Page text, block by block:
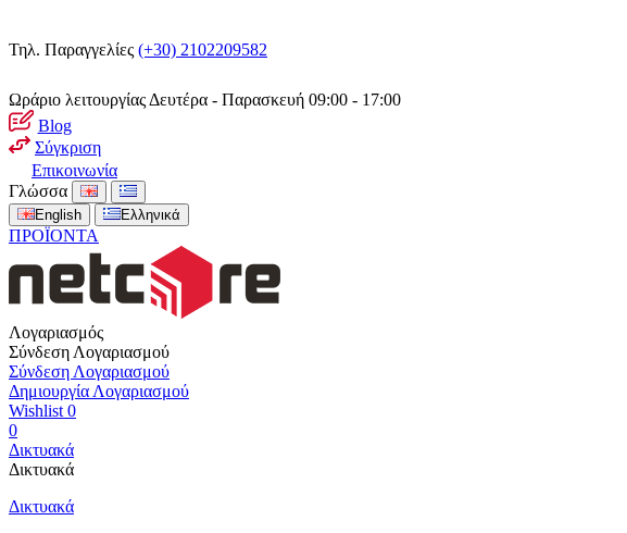
Τηλ. Παραγγελίες (+30) 2102209582
Ωράριο λειτουργίας Δευτέρα - Παρασκευή 09:00 - 17:00
Blog
Σύγκριση
Επικοινωνία
Γλώσσα
English Ελληνικά
ΠΡΟΪΟΝΤΑ
Λογαριασμός
Σύνδεση Λογαριασμού
Σύνδεση Λογαριασμού
Δημιουργία Λογαριασμού
Wishlist 0
0
Δικτυακά
Δικτυακά
Δικτυακά